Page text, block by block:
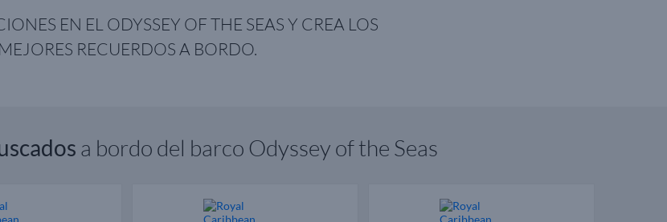
EN EL ODYSSEY OF THE SEAS Y CREA LOS
MEJORES RECUERDOS A BORDO.
a bordo del barco Odyssey of the Seas